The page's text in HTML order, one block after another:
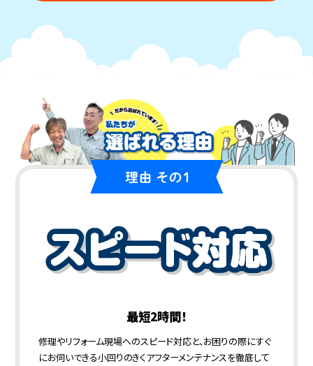
最短2時間！
修理やリフォーム現場へのスピード対応と、お困りの際にすぐ
にお伺いできる小回りのきくアフターメンテナンスを徹底して